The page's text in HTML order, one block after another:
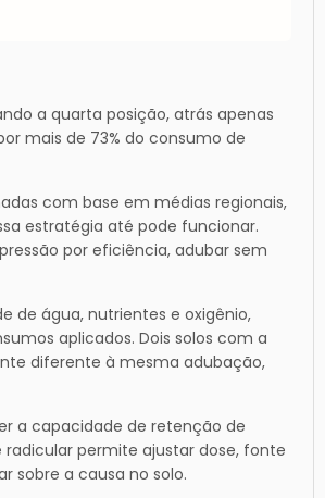
a quarta posição, atrás apenas
mais de 73% do consumo de
com base em médias regionais,
estratégia até pode funcionar.
por eficiência, adubar sem
de água, nutrientes e oxigênio,
aplicados. Dois solos com a
diferente à mesma adubação,
a capacidade de retenção de
permite ajustar dose, fonte
sobre a causa no solo.